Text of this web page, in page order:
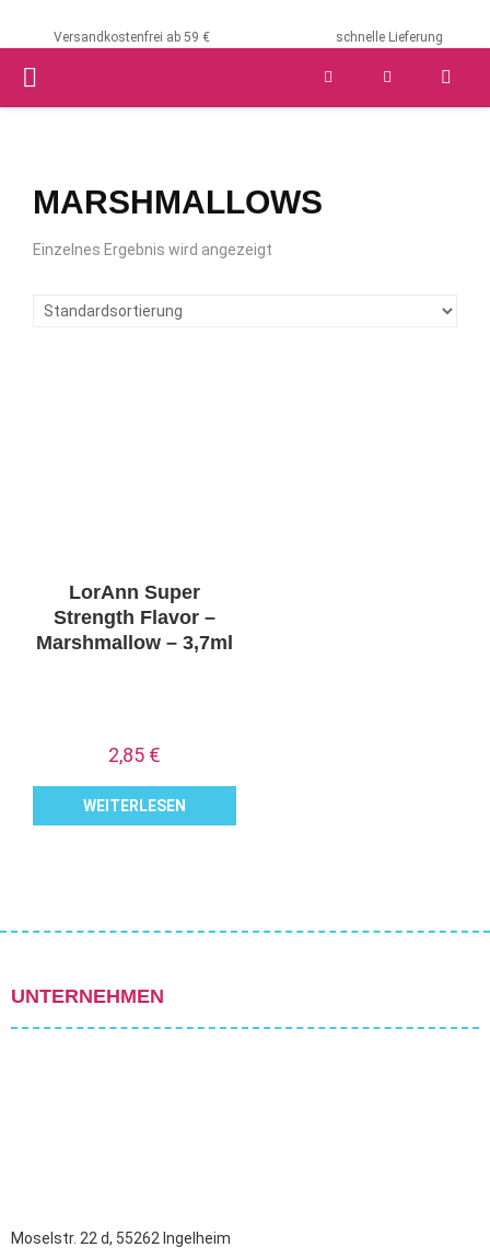
Versandkostenfrei ab 59 € schnelle Lieferung
PRIMARY
MARSHMALLOWS
Einzelnes Ergebnis wird angezeigt
LorAnn Super
Strength Flavor –
Marshmallow – 3,7ml
2,85 €
WEITERLESEN
UNTERNEHMEN
Moselstr. 22 d, 55262 Ingelheim